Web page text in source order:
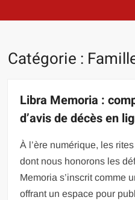
Catégorie :
Libra Memoria :
d’avis de décès en
À l’ère numérique, les
dont nous honorons les
Memoria s’inscrit comme
offrant un espace pour